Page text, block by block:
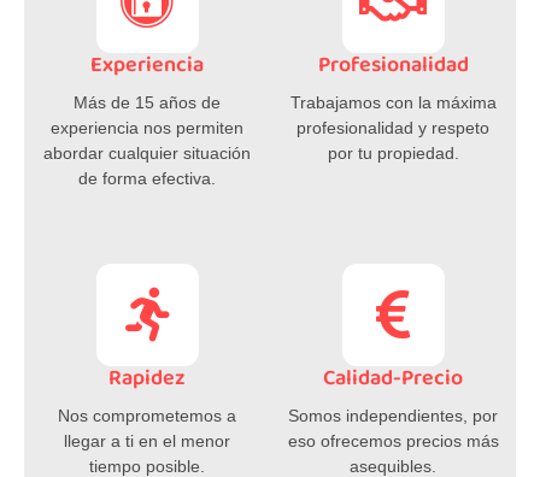
Experiencia
Más de 15 años de
experiencia nos permiten
abordar cualquier situación
de forma efectiva.
Profesionalidad
Trabajamos con la máxima
profesionalidad y respeto
por tu propiedad.
Rapidez
Nos comprometemos a
llegar a ti en el menor
tiempo posible.
Calidad-Precio
Somos independientes, por
eso ofrecemos precios más
asequibles.